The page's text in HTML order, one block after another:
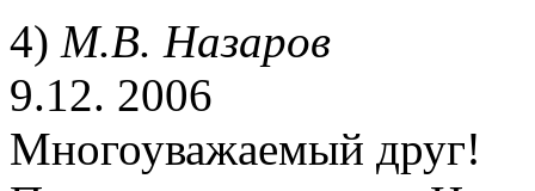
4) М.В. Назаров
9.12. 2006
Многоуважаемый друг!